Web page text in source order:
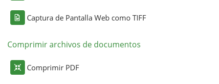
Captura de Pantalla Web como TIFF
Comprimir archivos de documentos
Comprimir PDF